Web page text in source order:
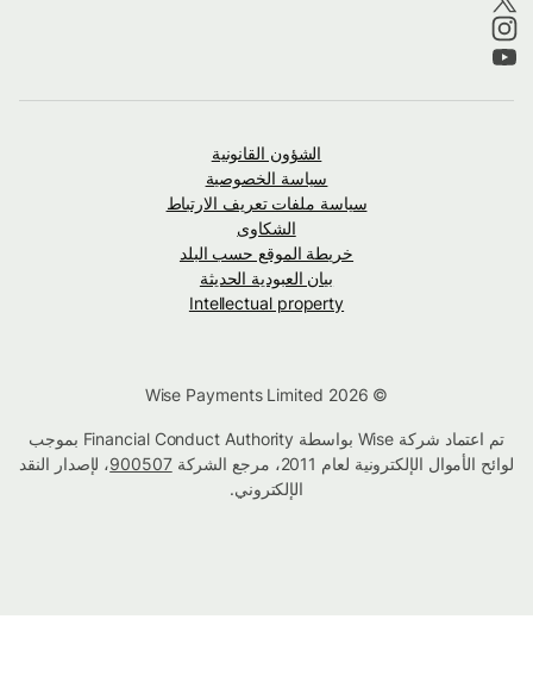
الشؤون القانونية
سياسة الخصوصية
سياسة ملفات تعريف الارتباط
الشكاوى
خريطة الموقع حسب البلد
بيان العبودية الحديثة
Intellectual property
تم اعتماد شركة Wise بواسطة Financial Conduct Authority بموجب
لوائح الأموال الإلكترونية لعام 2011، مرجع الشركة
900507، لإصدار النقد
الإلكتروني.